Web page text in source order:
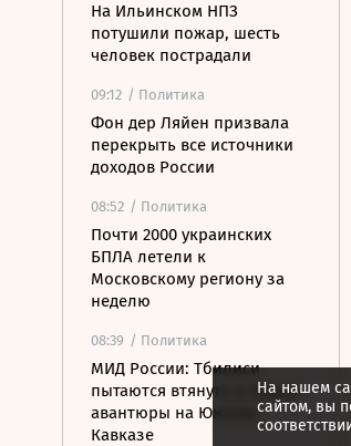
На Ильинском НПЗ
потушили пожар, шесть
человек пострадали
09:12 / Политика
Фон дер Ляйен призвала
перекрыть все источники
доходов России
08:52 / Политика
Почти 2000 украинских
БПЛА летели к
Московскому региону за
неделю
08:39 / Политика
МИД России: Тбилиси
пытаются втянуть в новые
авантюры на Южном
Кавказе
На нашем
сайтом, вы